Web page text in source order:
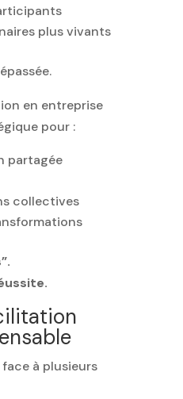
plus vivants
en entreprise
pour :
partagée
collectives
à plusieurs